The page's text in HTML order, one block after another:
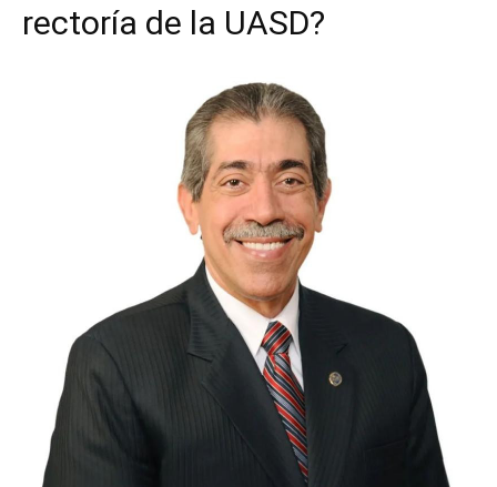
rectoría de la UASD?